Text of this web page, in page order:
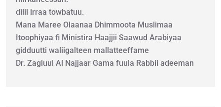
dilii irraa towbatuu.
Mana Maree Olaanaa Dhimmoota Muslimaa
Itoophiyaa fi Ministira Haajjii Saawud Arabiyaa
gidduutti waliigalteen mallatteeffame
Dr. Zagluul Al Najjaar Gama fuula Rabbii adeeman